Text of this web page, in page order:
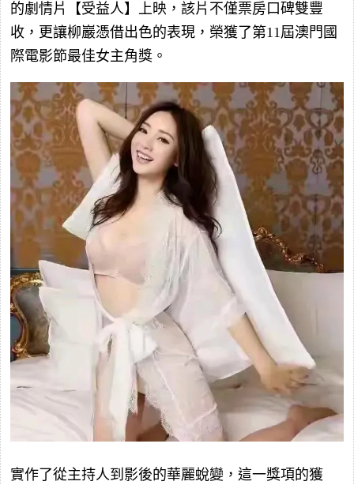
的劇情片【受益人】上映，該片不僅票房口碑雙豐
收，更讓柳巖憑借出色的表現，榮獲了第11屆澳門國
際電影節最佳女主角獎。
實作了從主持人到影後的華麗蛻變，這一獎項的獲